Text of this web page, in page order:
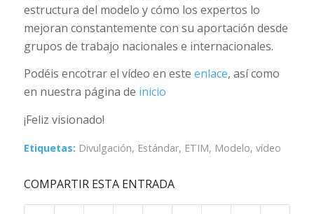
estructura del modelo y cómo los expertos lo
mejoran constantemente con su aportación desde
grupos de trabajo nacionales e internacionales.
Podéis encotrar el vídeo en este enlace, así como
en nuestra página de inicio
¡Feliz visionado!
Etiquetas: Divulgación, Estándar, ETIM, Modelo, vídeo
COMPARTIR ESTA ENTRADA